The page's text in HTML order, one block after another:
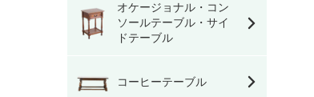
オケージョナル・コン
ソールテーブル・サイ
ドテーブル
コーヒーテーブル